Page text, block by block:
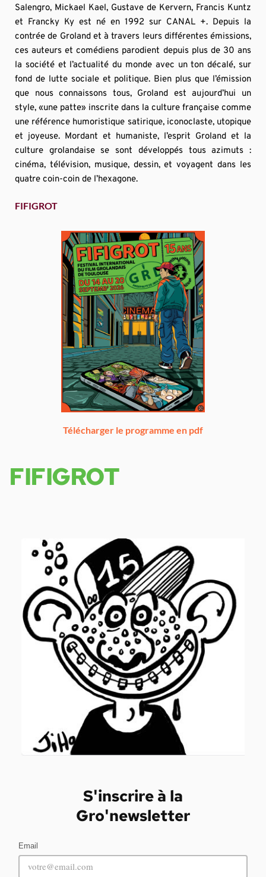
FIFIGROT
S'inscrire à la
Gro'newsletter
Email
Salengro, Mickael Kael, Gustave de Kervern, Francis Kuntz
et Francky Ky est né en 1992 sur CANAL +. Depuis la
contrée de Groland et à travers leurs différentes émissions,
ces auteurs et comédiens parodient depuis plus de 30 ans
la société et l’actualité du monde avec un ton décalé, sur
fond de lutte sociale et politique. Bien plus que l’émission
que nous connaissons tous, Groland est aujourd’hui un
style, «une patte» inscrite dans la culture française comme
une référence humoristique satirique, iconoclaste, utopique
et joyeuse. Mordant et humaniste, l’esprit Groland et la
culture grolandaise se sont développés tous azimuts :
cinéma, télévision, musique, dessin, et voyagent dans les
quatre coin-coin de l’hexagone.
FIFIGROT
Télécharger le programme en pdf